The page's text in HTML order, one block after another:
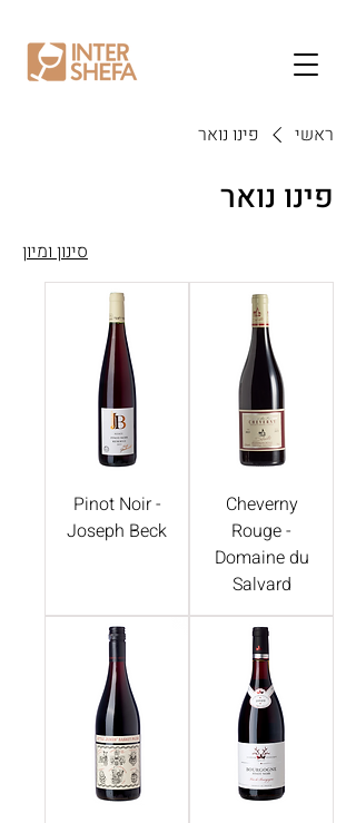
ראשי פינו נואר
פינו נואר
סינון ומיון
Cheverny
Rouge -
Domaine du
Salvard
Pinot Noir -
Joseph Beck